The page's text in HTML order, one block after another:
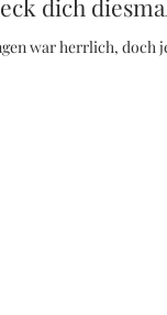
dich
war herrlich,